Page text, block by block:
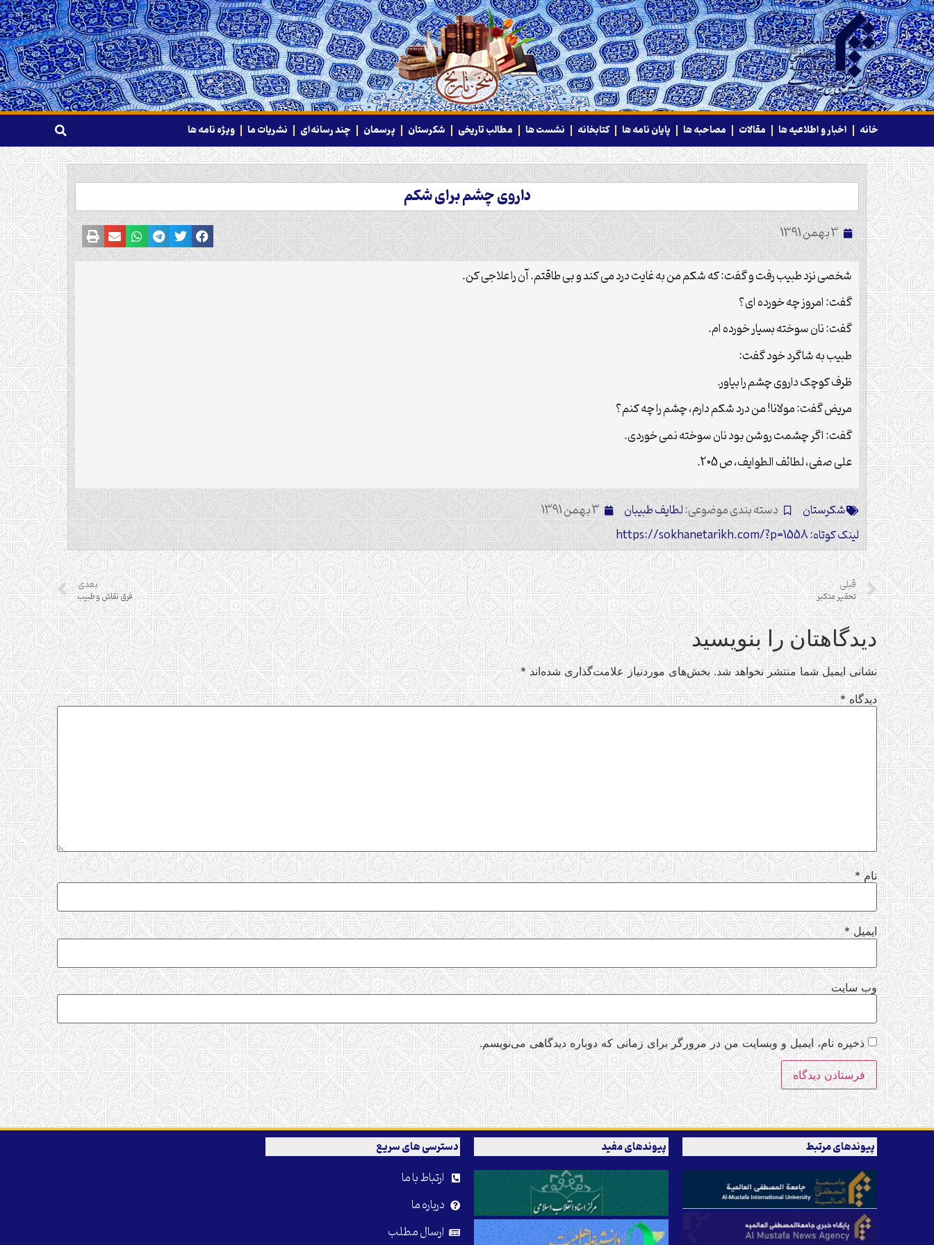
خانه اخبار و اطلاعیه ها مقالات مصاحبه ها پایان نامه ها کتابخانه نشست ها مطالب تاریخی شکرستان پرسمان چند رسانه‌ای نشریات ما ویژه نامه ها
داروی چشم برای شکم
3 بهمن 1391
شخصی نزد طبیب رفت و گفت: که شکم من به غایت درد می کند و بی طاقتم. آن را علاجی کن.
گفت: امروز چه خورده ای؟
گفت: نان سوخته بسیار خورده ام.
طبیب به شاگرد خود گفت:
ظرف کوچک داروی چشم را بیاور.
مریض گفت: مولانا! من درد شکم دارم، چشم را چه کنم؟
گفت: اگر چشمت روشن بود نان سوخته نمی خوردی.
علی صفی، لطائف الطوایف، ص 205.
شکرستان دسته بندی موضوعی:لطایف طبیبان
3 بهمن 1391
لینک کوتاه: https://sokhanetarikh.com/?p=1558
قبلی
تحقير متكبر
بعدی
فرق نقاش و طبیب
دیدگاهتان را بنویسید
نشانی ایمیل شما منتشر نخواهد شد. بخش‌های موردنیاز علامت‌گذاری شده‌اند*
دیدگاه*
نام*
ایمیل*
وب‌ سایت
ذخیره نام، ایمیل و وبسایت من در مرورگر برای زمانی که دوباره دیدگاهی می‌نویسم.
پیوندهای مرتبط پیوندهای مفید دسترسی های سریع
ارتباط با ما
درباره ما
ارسال مطلب